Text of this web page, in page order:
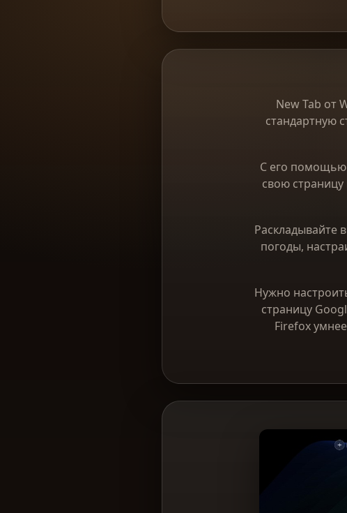
New Tab от
стандартную
С его помощью
свою
Раскладывайте
погоды,
Нужно
страницу
Firefox